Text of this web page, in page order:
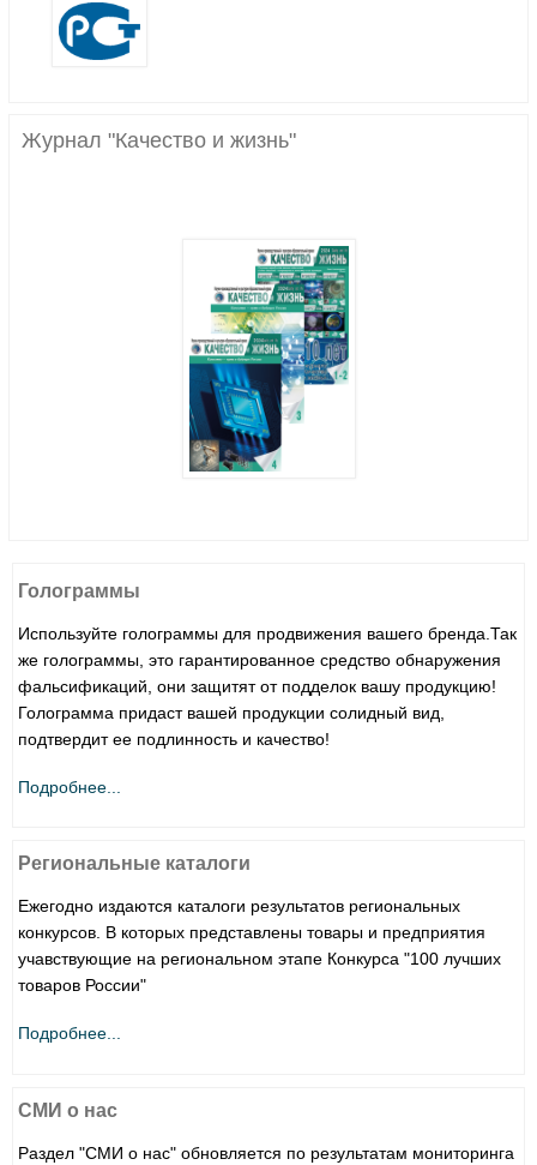
Журнал "Качество и жизнь"
Голограммы
Используйте голограммы для продвижения вашего бренда.Так
же голограммы, это гарантированное средство обнаружения
фальсификаций, они защитят от подделок вашу продукцию!
Голограмма придаст вашей продукции солидный вид,
подтвердит ее подлинность и качество!
Подробнее...
Региональные каталоги
Ежегодно издаются каталоги результатов региональных
конкурсов. В которых представлены товары и предприятия
учавствующие на региональном этапе Конкурса "100 лучших
товаров России"
Подробнее...
СМИ о нас
Раздел "СМИ о нас" обновляется по результатам мониторинга